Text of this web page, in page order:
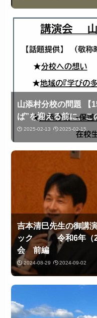
山添村分校の問題 【
ば”を迎える前に、こ
2025-02-13 2025-02-15
吉本清巳先生の御講
ック 令和6年（
会 前編
2024-08-29 2024-09-02